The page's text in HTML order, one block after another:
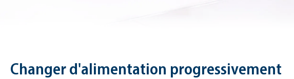
Changer d'alimentation progressivement